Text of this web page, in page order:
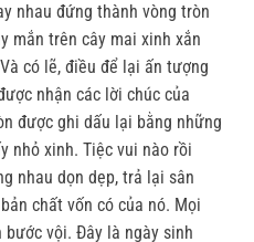
nhau đứng thành vòng tròn
mắn trên cây mai xinh xắn
có lẽ, điều để lại ấn tượng
nhận các lời chúc của
được ghi dấu lại bằng những
nhỏ xinh. Tiệc vui nào rồi
nhau dọn dẹp, trả lại sân
chất vốn có của nó. Mọi
vội. Đây là ngày sinh